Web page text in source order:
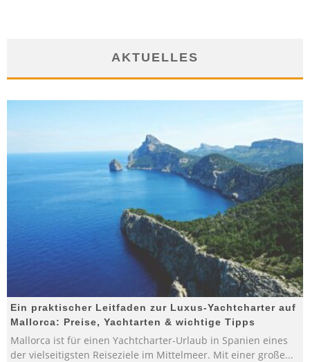
AKTUELLES
Ein praktischer Leitfaden zur Luxus-Yachtcharter auf
Mallorca: Preise, Yachtarten & wichtige Tipps
Mallorca ist für einen Yachtcharter-Urlaub in Spanien eines
der vielseitigsten Reiseziele im Mittelmeer. Mit einer große...